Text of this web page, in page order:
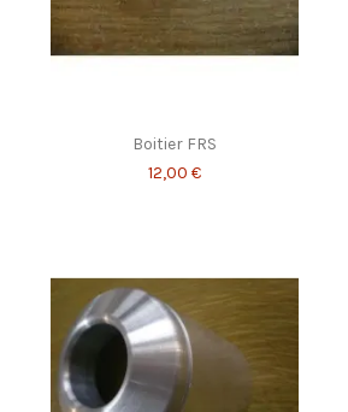
Boitier FRS
12,00 €